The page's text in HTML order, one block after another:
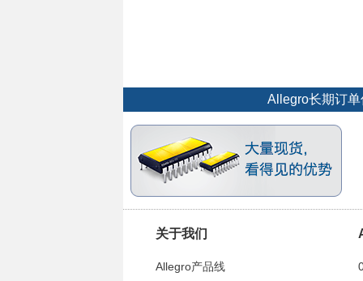
Allegro长期订
关于我们
Allegro产品线